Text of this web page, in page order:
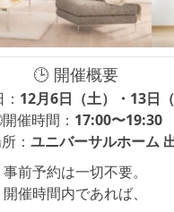
🕒 開催概要
12月6日（土）・13日（
催時間： 17:00〜19:30
： ユニバーサルホーム
事前予約は一切不要。
開催時間内であれば、